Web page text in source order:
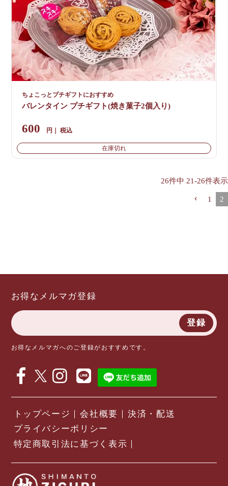
ちょこっとプチギフトにおすすめ
バレンタイン プチギフト(焼き菓子2個入り)
600 税込
在庫切れ
26件中 21-26件表示
1 2
お得なメルマガ登録
登録
お得なメルマガへのご登録がおすすめです。
トップページ 会社概要
決済・配送
プライバシーポリシー
特定商取引法に基づく表示